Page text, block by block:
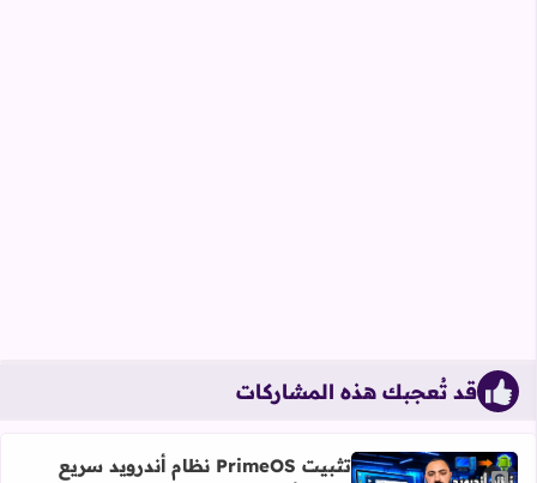
قد تُعجبك هذه المشاركات
تثبيت PrimeOS نظام أندرويد سريع